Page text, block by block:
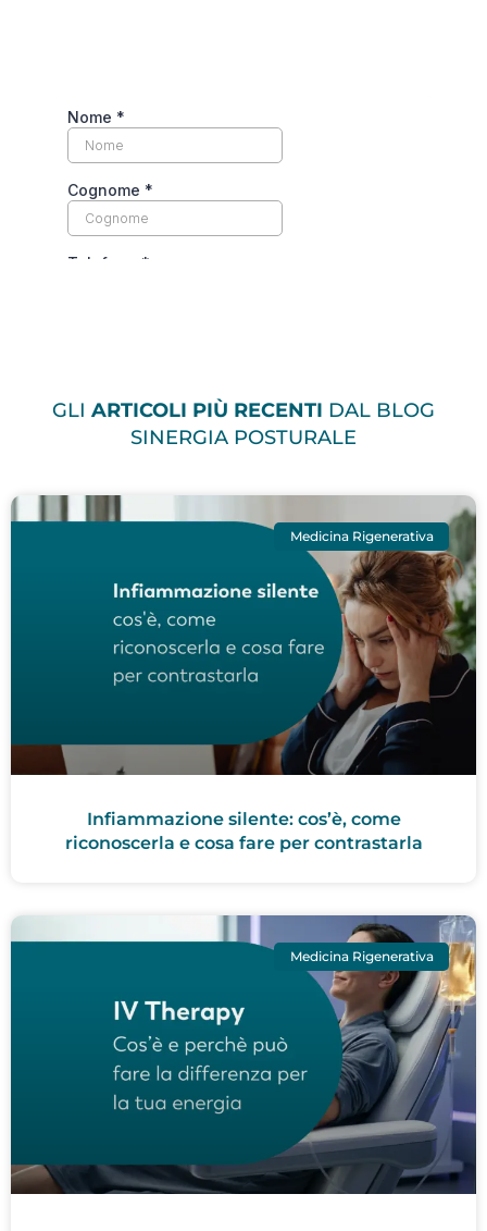
GLI ARTICOLI PIÙ RECENTI DAL BLOG
SINERGIA POSTURALE
Medicina Rigenerativa
Infiammazione silente: cos’è, come
riconoscerla e cosa fare per contrastarla
Medicina Rigenerativa